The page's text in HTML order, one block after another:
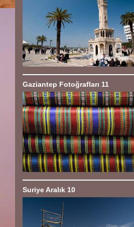
Gaziantep Fotoğrafları 11
Suriye Aralık 10